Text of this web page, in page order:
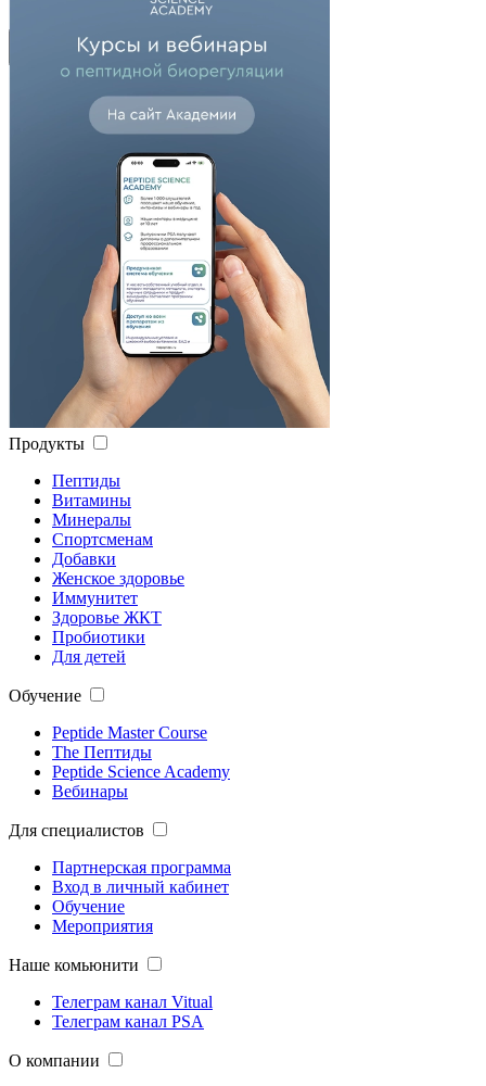
Применить
Продукты
Пептиды
Витамины
Минералы
Спортсменам
Добавки
Женское здоровье
Иммунитет
Здоровье ЖКТ
Пробиотики
Для детей
Обучение
Peptide Master Course
The Пептиды
Peptide Science Academy
Вебинары
Для специалистов
Партнерская программа
Вход в личный кабинет
Обучение
Мероприятия
Наше комьюнити
Телеграм канал Vitual
Телеграм канал PSA
О компании